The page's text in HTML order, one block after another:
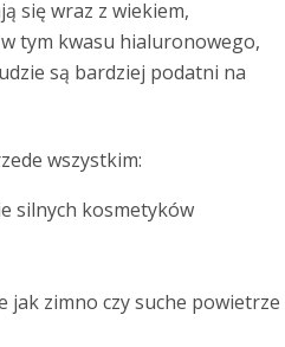
się wraz z wiekiem,
tym kwasu hialuronowego,
są bardziej podatni na
wszystkim:
silnych kosmetyków
zimno czy suche powietrze